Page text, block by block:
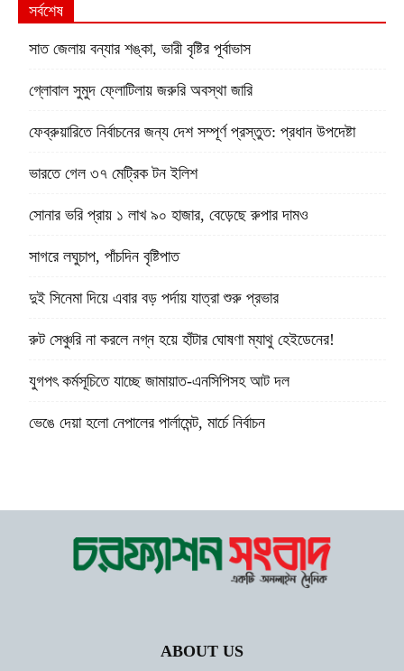
সর্বশেষ
সাত জেলায় বন্যার শঙ্কা, ভারী বৃষ্টির পূর্বাভাস
গ্লোবাল সুমুদ ফ্লোটিলায় জরুরি অবস্থা জারি
ফেব্রুয়ারিতে নির্বাচনের জন্য দেশ সম্পূর্ণ প্রস্তুত: প্রধান উপদেষ্টা
ভারতে গেল ৩৭ মেট্রিক টন ইলিশ
সোনার ভরি প্রায় ১ লাখ ৯০ হাজার, বেড়েছে রুপার দামও
সাগরে লঘুচাপ, পাঁচদিন বৃষ্টিপাত
দুই সিনেমা দিয়ে এবার বড় পর্দায় যাত্রা শুরু প্রভার
রুট সেঞ্চুরি না করলে নগ্ন হয়ে হাঁটার ঘোষণা ম্যাথু হেইডেনের!
যুগপৎ কর্মসূচিতে যাচ্ছে জামায়াত-এনসিপিসহ আট দল
ভেঙে দেয়া হলো নেপালের পার্লামেন্ট, মার্চে নির্বাচন
ABOUT US